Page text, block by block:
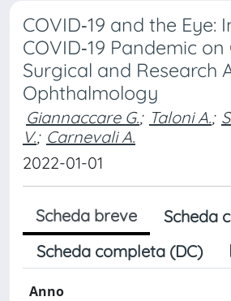
COVID‐19 and the Eye:
COVID‐19 Pandemic on
Surgical and Research
Ophthalmology
Giannaccare G.; Taloni A.;
V.; Carnevali A.
2022-01-01
Scheda breve
Scheda
Scheda completa (DC)
Anno